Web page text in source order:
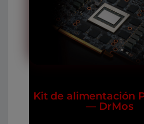
Kit de alimentación
— DrMos